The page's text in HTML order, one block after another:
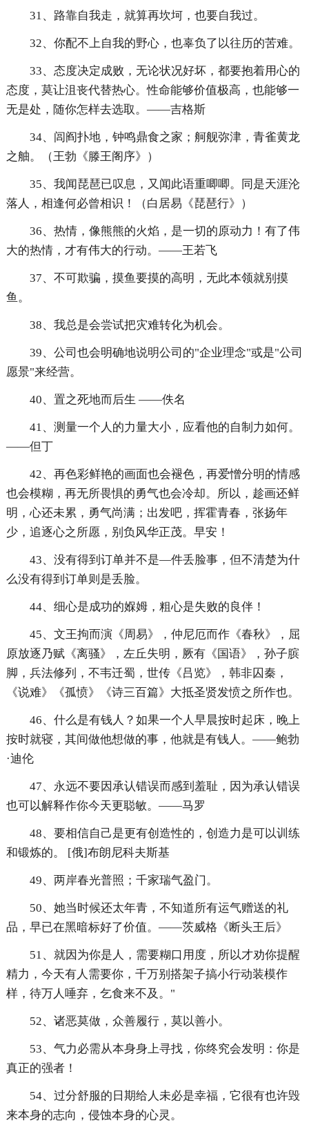
31、路靠自我走，就算再坎坷，也要自我过。
32、你配不上自我的野心，也辜负了以往历的苦难。
33、态度决定成败，无论状况好坏，都要抱着用心的
态度，莫让沮丧代替热心。性命能够价值极高，也能够一
无是处，随你怎样去选取。——吉格斯
34、闾阎扑地，钟鸣鼎食之家；舸舰弥津，青雀黄龙
之舳。（王勃《滕王阁序》）
35、我闻琵琶已叹息，又闻此语重唧唧。同是天涯沦
落人，相逢何必曾相识！（白居易《琵琶行》）
36、热情，像熊熊的火焰，是一切的原动力！有了伟
大的热情，才有伟大的行动。——王若飞
37、不可欺骗，摸鱼要摸的高明，无此本领就别摸
鱼。
38、我总是会尝试把灾难转化为机会。
39、公司也会明确地说明公司的"企业理念"或是"公司
愿景"来经营。
40、置之死地而后生 ——佚名
41、测量一个人的力量大小，应看他的自制力如何。
——但丁
42、再色彩鲜艳的画面也会褪色，再爱憎分明的情感
也会模糊，再无所畏惧的勇气也会冷却。所以，趁画还鲜
明，心还未累，勇气尚满；出发吧，挥霍青春，张扬年
少，追逐心之所愿，别负风华正茂。早安！
43、没有得到订单并不是—件丢脸事，但不清楚为什
么没有得到订单则是丢脸。
44、细心是成功的媬姆，粗心是失败的良伴！
45、文王拘而演《周易》，仲尼厄而作《春秋》，屈
原放逐乃赋《离骚》，左丘失明，厥有《国语》，孙子膑
脚，兵法修列，不韦迁蜀，世传《吕览》，韩非囚秦，
《说难》《孤愤》《诗三百篇》大抵圣贤发愤之所作也。
46、什么是有钱人？如果一个人早晨按时起床，晚上
按时就寝，其间做他想做的事，他就是有钱人。——鲍勃
·迪伦
47、永远不要因承认错误而感到羞耻，因为承认错误
也可以解释作你今天更聪敏。――马罗
48、要相信自己是更有创造性的，创造力是可以训练
和锻炼的。 [俄]布朗尼科夫斯基
49、两岸春光普照；千家瑞气盈门。
50、她当时候还太年青，不知道所有运气赠送的礼
品，早已在黑暗标好了价值。——茨威格《断头王后》
51、就因为你是人，需要糊口用度，所以才劝你提醒
精力，今天有人需要你，千万别搭架子搞小行动装模作
样，待万人唾弃，乞食来不及。"
52、诸恶莫做，众善履行，莫以善小。
53、气力必需从本身身上寻找，你终究会发明：你是
真正的强者！
54、过分舒服的日期给人未必是幸福，它很有也许毁
来本身的志向，侵蚀本身的心灵。